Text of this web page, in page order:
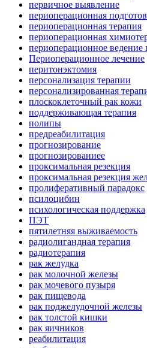
первичное выявление
периоперационная
периоперационная терапия
периоперационная
периоперационное ведение
Периоперационное лечение
перитонэктомия
персонализация терапии
персонализированная
плоскоклеточный рак кожи
поддерживающая терапия
полипы
предреабилитация
прогнозирование
прогнозированиее
проксимальная резекция
проксимальная резекция
пролиферативный парадокс
псилоцибин
психологическая поддержка
ПЭТ
пятилетняя выживаемость
радиолигандная терапия
радиотерапия
рак желудка
рак молочной железы
рак мочевого пузыря
рак пищевода
рак поджелудочной железы
рак толстой кишки
рак яичников
реабилитация